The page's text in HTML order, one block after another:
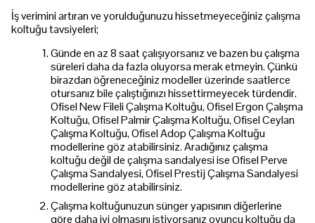
İş verimini artıran ve yorulduğunuzu hissetmeyeceğiniz çalışma
koltuğu tavsiyeleri;
Günde en az 8 saat çalışıyorsanız ve bazen bu çalışma
süreleri daha da fazla oluyorsa merak etmeyin. Çünkü
birazdan öğreneceğiniz modeller üzerinde saatlerce
otursanız bile çalıştığınızı hissettirmeyecek türdendir.
Ofisel New Fileli Çalışma Koltuğu, Ofisel Ergon Çalışma
Koltuğu, Ofisel Palmir Çalışma Koltuğu, Ofisel Ceylan
Çalışma Koltuğu, Ofisel Adop Çalışma Koltuğu
modellerine göz atabilirsiniz. Aradığınız çalışma
koltuğu değil de çalışma sandalyesi ise Ofisel Perve
Çalışma Sandalyesi, Ofisel Prestij Çalışma Sandalyesi
modellerine göz atabilirsiniz.
Çalışma koltuğunuzun sünger yapısının diğerlerine
göre daha iyi olmasını istiyorsanız oyuncu koltuğu da